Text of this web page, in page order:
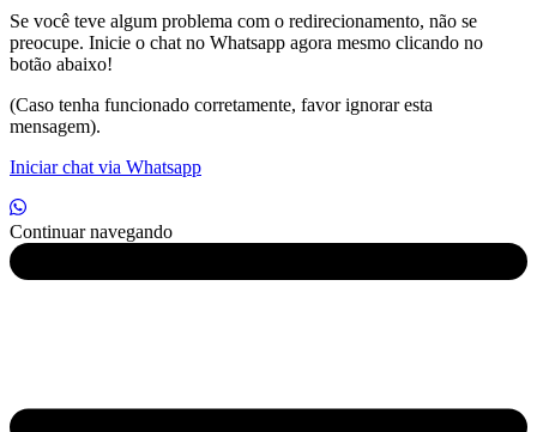
Se você teve algum problema com o redirecionamento, não se
preocupe. Inicie o chat no Whatsapp agora mesmo clicando no
botão abaixo!
(Caso tenha funcionado corretamente, favor ignorar esta
mensagem).
Iniciar chat via Whatsapp
Continuar navegando